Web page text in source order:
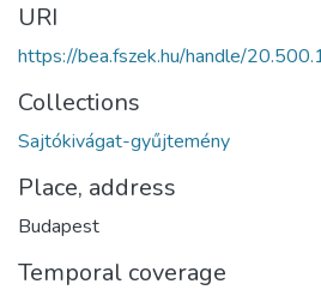
URI
https://bea.fszek.hu/handle/
Collections
Sajtókivágat-gyűjtemény
Place, address
Budapest
Temporal coverage